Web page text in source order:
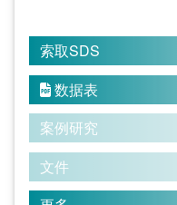
索取SDS
 数据表
案例研究
文件